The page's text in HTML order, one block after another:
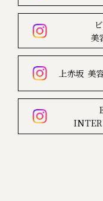
美
上赤坂 美